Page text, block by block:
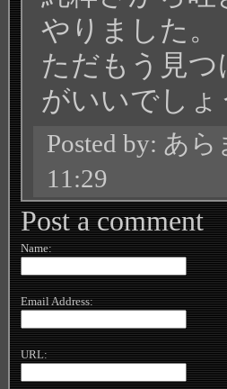
やりました。
ただもう見
がいいでしょ
Posted by: あ
11:29
Post a comment
Name:
Email Address:
URL: